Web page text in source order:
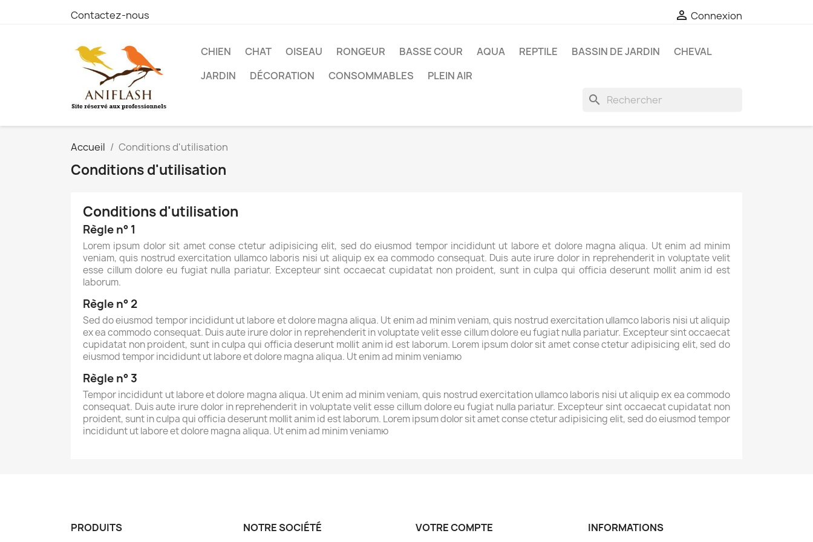
Contactez-nous  Connexion
CHIEN CHAT OISEAU RONGEUR BASSE COUR AQUA REPTILE BASSIN DE JARDIN
CHEVAL
JARDIN
DÉCORATION CONSOMMABLES PLEIN AIR
search
Accueil Conditions d'utilisation
Conditions d'utilisation
Conditions d'utilisation
Règle n° 1
Lorem ipsum dolor sit amet conse ctetur adipisicing elit, sed do eiusmod tempor incididunt ut labore et dolore magna aliqua. Ut enim ad minim
veniam, quis nostrud exercitation ullamco laboris nisi ut aliquip ex ea commodo consequat. Duis aute irure dolor in reprehenderit in voluptate velit
esse cillum dolore eu fugiat nulla pariatur. Excepteur sint occaecat cupidatat non proident, sunt in culpa qui officia deserunt mollit anim id est
laborum.
Règle n° 2
Sed do eiusmod tempor incididunt ut labore et dolore magna aliqua. Ut enim ad minim veniam, quis nostrud exercitation ullamco laboris nisi ut aliquip
ex ea commodo consequat. Duis aute irure dolor in reprehenderit in voluptate velit esse cillum dolore eu fugiat nulla pariatur. Excepteur sint occaecat
cupidatat non proident, sunt in culpa qui officia deserunt mollit anim id est laborum. Lorem ipsum dolor sit amet conse ctetur adipisicing elit, sed do
eiusmod tempor incididunt ut labore et dolore magna aliqua. Ut enim ad minim veniamю
Règle n° 3
Tempor incididunt ut labore et dolore magna aliqua. Ut enim ad minim veniam, quis nostrud exercitation ullamco laboris nisi ut aliquip ex ea commodo
consequat. Duis aute irure dolor in reprehenderit in voluptate velit esse cillum dolore eu fugiat nulla pariatur. Excepteur sint occaecat cupidatat non
proident, sunt in culpa qui officia deserunt mollit anim id est laborum. Lorem ipsum dolor sit amet conse ctetur adipisicing elit, sed do eiusmod tempor
incididunt ut labore et dolore magna aliqua. Ut enim ad minim veniamю
PRODUITS NOTRE SOCIÉTÉ VOTRE COMPTE INFORMATIONS